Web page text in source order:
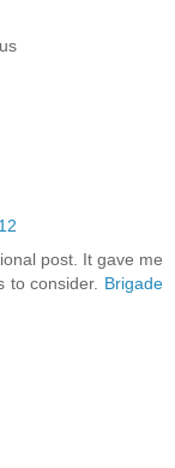
post. It gave me
to consider. Brigade